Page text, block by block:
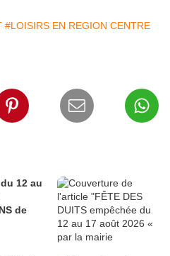
#LOISIRS EN REGION CENTRE
12 au